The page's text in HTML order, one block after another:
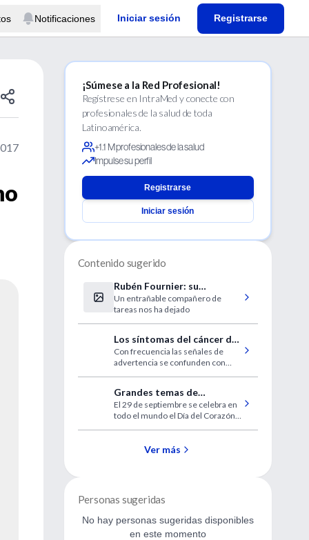
Notificaciones Iniciar sesión Registrarse
¡Súmese a la Red Profesional!
Regístrese en IntraMed y conecte con
profesionales de la salud de toda
Latinoamérica.
+1.1 M profesionales de la salud
Impulse su perfil
Registrarse
Iniciar sesión
Contenido sugerido
Rubén Fournier: su
fallecimiento
Un entrañable compañero de
tareas nos ha dejado
Los síntomas del cáncer de
próstata no siempre son
obvios
Con frecuencia las señales de
advertencia se confunden con
Grandes temas de
Cardiología
El 29 de septiembre se celebra en
todo el mundo el Día del Corazón.
importantes de la cardiología
Ver más
Personas sugeridas
No hay personas sugeridas disponibles
en este momento